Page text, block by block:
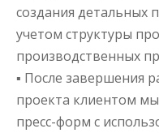
создания детальных
учетом структуры
производственных
▪ После завершения
проекта клиентом
пресс-форм с